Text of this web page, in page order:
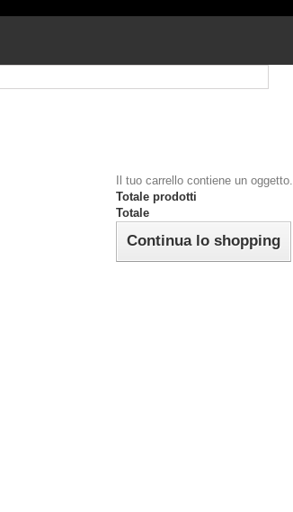
Il tuo carrello contiene un oggetto.
Totale prodotti
Totale
Continua lo shopping